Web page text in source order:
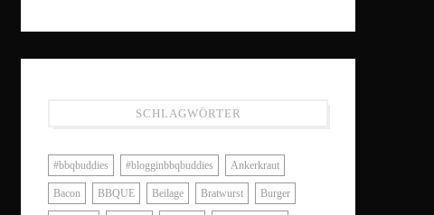
SCHLAGWÖRTER
#bbqbuddies #blogginbbqbuddies Ankerkraut
Bacon BBQUE Beilage Bratwurst Burger